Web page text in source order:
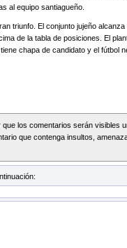
al equipo santiagueño.
triunfo. El conjunto jujeño alcanza
de la tabla de posiciones. El
chapa de candidato y el fútbol
los comentarios serán visibles
que contenga insultos,